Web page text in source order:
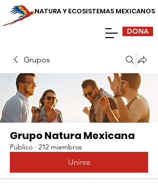
NATURA Y ECOSISTEMAS MEXICANOS
DONA
Grupos
Grupo Natura Mexicana
Público · 212 miembros
Unirse